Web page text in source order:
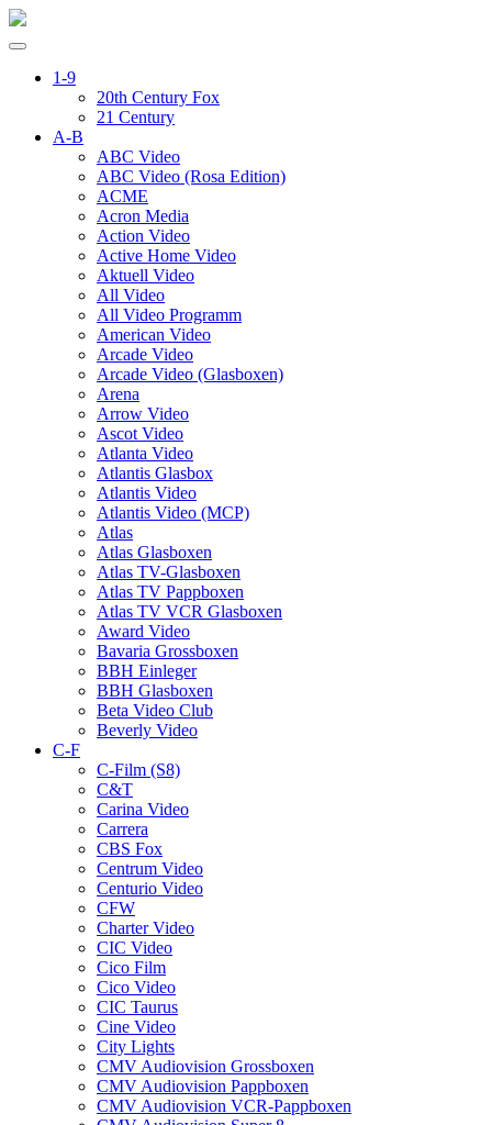
1-9
20th Century Fox
21 Century
A-B
ABC Video
ABC Video (Rosa Edition)
ACME
Acron Media
Action Video
Active Home Video
Aktuell Video
All Video
All Video Programm
American Video
Arcade Video
Arcade Video (Glasboxen)
Arena
Arrow Video
Ascot Video
Atlanta Video
Atlantis Glasbox
Atlantis Video
Atlantis Video (MCP)
Atlas
Atlas Glasboxen
Atlas TV-Glasboxen
Atlas TV Pappboxen
Atlas TV VCR Glasboxen
Award Video
Bavaria Grossboxen
BBH Einleger
BBH Glasboxen
Beta Video Club
Beverly Video
C-F
C-Film (S8)
C&T
Carina Video
Carrera
CBS Fox
Centrum Video
Centurio Video
CFW
Charter Video
CIC Video
Cico Film
Cico Video
CIC Taurus
Cine Video
City Lights
CMV Audiovision Grossboxen
CMV Audiovision Pappboxen
CMV Audiovision VCR-Pappboxen